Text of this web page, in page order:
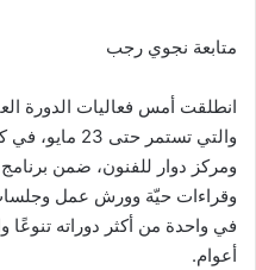
متابعة نجوي رجب
انطلقت أمس فعاليات الدورة
والتي تستمر
ومركز دوار للفنون، ضمن
وقراءات حيّة وورش عمل وجلسات
في واحدة من أكثر دوراته
أعوام.